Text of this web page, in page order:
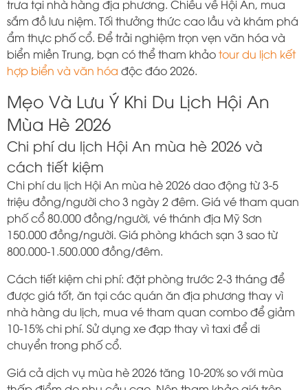
trưa tại nhà hàng địa phương. Chiều về Hội An, mua
sắm đồ lưu niệm. Tối thưởng thức cao lầu và khám phá
ẩm thực phố cổ. Để trải nghiệm trọn vẹn văn hóa và
biển miền Trung, bạn có thể tham khảotour du lịch kết
hợp biển và văn hóa độc đáo 2026.
Mẹo Và Lưu Ý Khi Du Lịch Hội An
Mùa Hè 2026
Chi phí du lịch Hội An mùa hè 2026 và
cách tiết kiệm
Chi phí du lịch Hội An mùa hè 2026 dao động từ 3-5
triệu đồng/người cho 3 ngày 2 đêm. Giá vé tham quan
phố cổ 80.000 đồng/người, vé thánh địa Mỹ Sơn
150.000 đồng/người. Giá phòng khách sạn 3 sao từ
800.000-1.500.000 đồng/đêm.
Cách tiết kiệm chi phí: đặt phòng trước 2-3 tháng để
được giá tốt, ăn tại các quán ăn địa phương thay vì
nhà hàng du lịch, mua vé tham quan combo để giảm
10-15% chi phí. Sử dụng xe đạp thay vì taxi để di
chuyển trong phố cổ.
Giá cả dịch vụ mùa hè 2026 tăng 10-20% so với mùa